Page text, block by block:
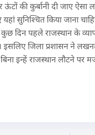
की कुर्बानी दी जाए ऐसा
यहां सुनिश्चित किया जाना
कुछ दिन पहले राजस्थान के
इसलिए जिला प्रशासन ने
इन्हें राजस्थान लौटने पर